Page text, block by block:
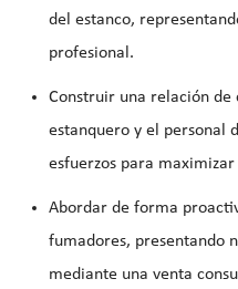
del estanco,
profesional.
Construir una relación de
estanquero y el personal
esfuerzos para
Abordar de forma
fumadores, presentando
mediante una venta